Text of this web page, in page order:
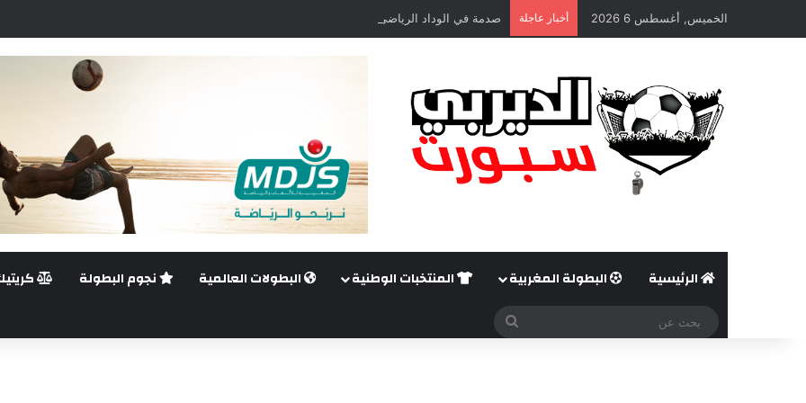
الخميس, أغسطس 6 2026 أخبار عاجلة صدمة في الوداد الرياضي.. غيليرمي فيريرا يقترب من الجراحة بعد قطع في الرباط الصليبي
الرئيسية البطولة المغربية المنتخبات الوطنية البطولات العالمية نجوم البطولة